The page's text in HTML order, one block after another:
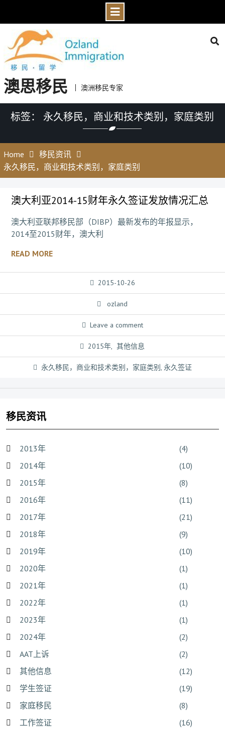
content
澳思移民 澳洲移民专家
标签： 永久移民，商业和技术类别，家庭类别
Home
移民资讯
永久移民，商业和技术类别，家庭类别
澳大利亚2014-15财年永久签证发放情况汇总
澳大利亚联邦移民部（DIBP）最新发布的年报显示，
2014至2015财年，澳大利
READ MORE
2015-10-26
ozland
Leave a comment
2015年, 其他信息
永久移民，商业和技术类别，家庭类别, 永久签证
移民资讯
2013年
(4)
2014年
(10)
2015年
(8)
2016年
(11)
2017年
(21)
2018年
(9)
2019年
(10)
2020年
(1)
2021年
(1)
2022年
(1)
2023年
(1)
2024年
(2)
AAT上诉
(2)
其他信息
(12)
学生签证
(19)
家庭移民
(8)
工作签证
(16)